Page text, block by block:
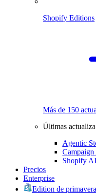
Shopify Editions
Más de 150
Últimas
Agentic
Shopify
Precios
Enterprise
Edition de